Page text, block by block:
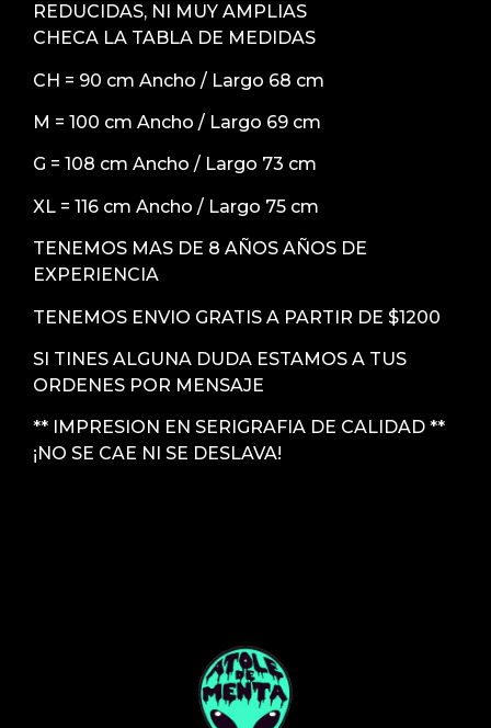
REDUCIDAS, NI MUY AMPLIAS
CHECA LA TABLA DE MEDIDAS
CH = 90 cm Ancho / Largo 68 cm
M = 100 cm Ancho / Largo 69 cm
G = 108 cm Ancho / Largo 73 cm
XL = 116 cm Ancho / Largo 75 cm
TENEMOS MAS DE 8 AÑOS AÑOS DE
EXPERIENCIA
TENEMOS ENVIO GRATIS A PARTIR DE $1200
SI TINES ALGUNA DUDA ESTAMOS A TUS
ORDENES POR MENSAJE
** IMPRESION EN SERIGRAFIA DE CALIDAD **
¡NO SE CAE NI SE DESLAVA!